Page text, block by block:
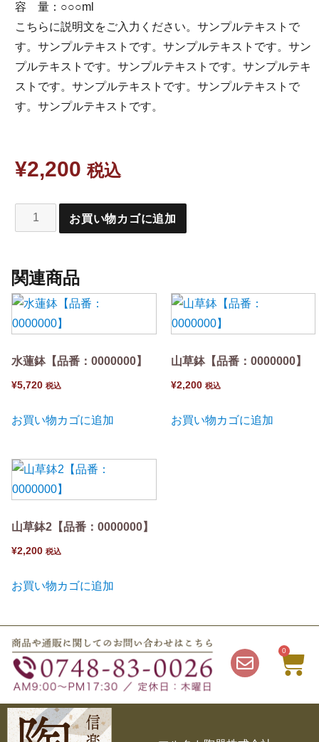
容 量：○○○ml
こちらに説明文をご入力ください。サンプルテキストで
す。サンプルテキストです。サンプルテキストです。サン
プルテキストです。サンプルテキストです。サンプルテキ
ストです。サンプルテキストです。サンプルテキストで
す。サンプルテキストです。
¥2,200 税込
お買い物カゴに追加
関連商品
水蓮鉢【品番：0000000】
¥5,720 税込
お買い物カゴに追加
山草鉢【品番：0000000】
¥2,200 税込
お買い物カゴに追加
山草鉢2【品番：0000000】
¥2,200 税込
お買い物カゴに追加
0